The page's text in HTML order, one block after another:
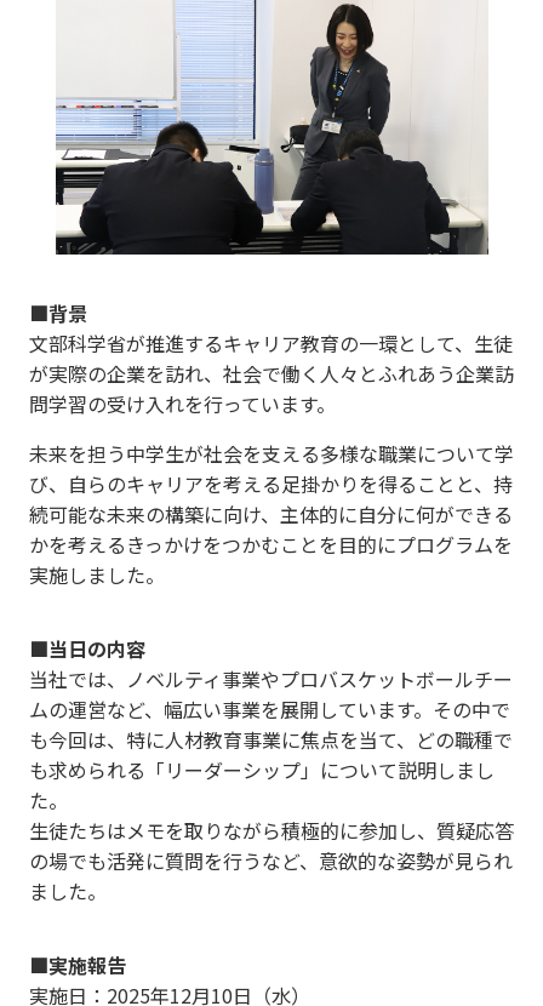
■背景
文部科学省が推進するキャリア教育の一環として、生徒
が実際の企業を訪れ、社会で働く人々とふれあう企業訪
問学習の受け入れを行っています。
未来を担う中学生が社会を支える多様な職業について学
び、自らのキャリアを考える足掛かりを得ることと、持
続可能な未来の構築に向け、主体的に自分に何ができる
かを考えるきっかけをつかむことを目的にプログラムを
実施しました。
■当日の内容
当社では、ノベルティ事業やプロバスケットボールチー
ムの運営など、幅広い事業を展開しています。その中で
も今回は、特に人材教育事業に焦点を当て、どの職種で
も求められる「リーダーシップ」について説明しまし
た。
生徒たちはメモを取りながら積極的に参加し、質疑応答
の場でも活発に質問を行うなど、意欲的な姿勢が見られ
ました。
■実施報告
実施日：2025年12月10日（水）